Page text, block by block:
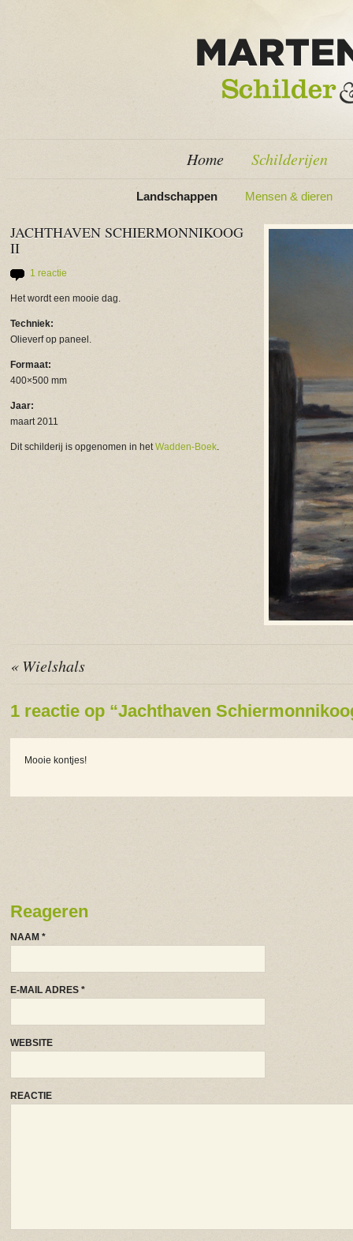
Home Schilderijen
Landschappen Mensen & dieren
JACHTHAVEN SCHIERMONNIKOOG
II
1 reactie
Het wordt een mooie dag.
Techniek:
Olieverf op paneel.
Formaat:
400×500 mm
Jaar:
maart 2011
Dit schilderij is opgenomen in hetWadden-Boek.
« Wielshals
1 reactie op “Jachthaven
Mooie kontjes!
Reageren
NAAM *
E-MAIL ADRES *
WEBSITE
REACTIE